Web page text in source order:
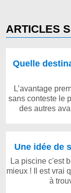
ARTICLES
Quelle
L’avantage
sans conteste le
des autres
Une idée de
La piscine c'est
mieux ! Il est vrai
à